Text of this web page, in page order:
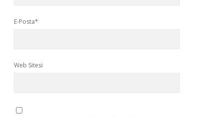
E-Posta*
Web Sitesi